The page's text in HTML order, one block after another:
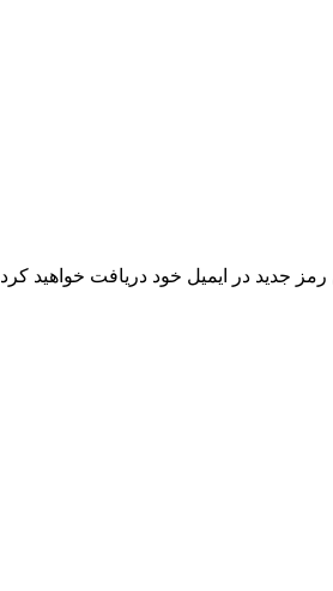
جدید در ایمیل خود دریافت خواهید کرد